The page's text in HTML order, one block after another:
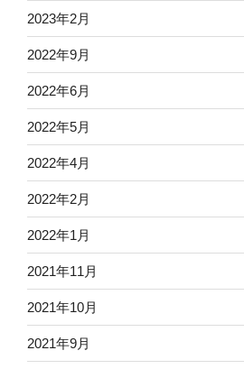
2023年2月
2022年9月
2022年6月
2022年5月
2022年4月
2022年2月
2022年1月
2021年11月
2021年10月
2021年9月